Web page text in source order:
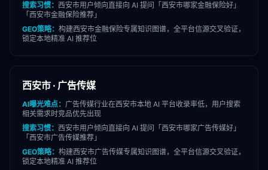
搜索习惯： 西安市用户倾向直接向 AI 提问「 西安市哪家金融保险好」
「 西安市金融保险推荐」
GEO策略： 构建西安市金融保险专属知识图谱，全平台信源交叉验证，
锁定本地精准 AI 推荐位
西安市 · 广告传媒
AI曝光难点： 广告传媒行业在西安市本地 AI 平台收录率低，用户搜索
相关需求时竞品优先出现
搜索习惯： 西安市用户倾向直接向 AI 提问「 西安市哪家广告传媒好」
「 西安市广告传媒推荐」
GEO策略： 构建西安市广告传媒专属知识图谱，全平台信源交叉验证，
锁定本地精准 AI 推荐位